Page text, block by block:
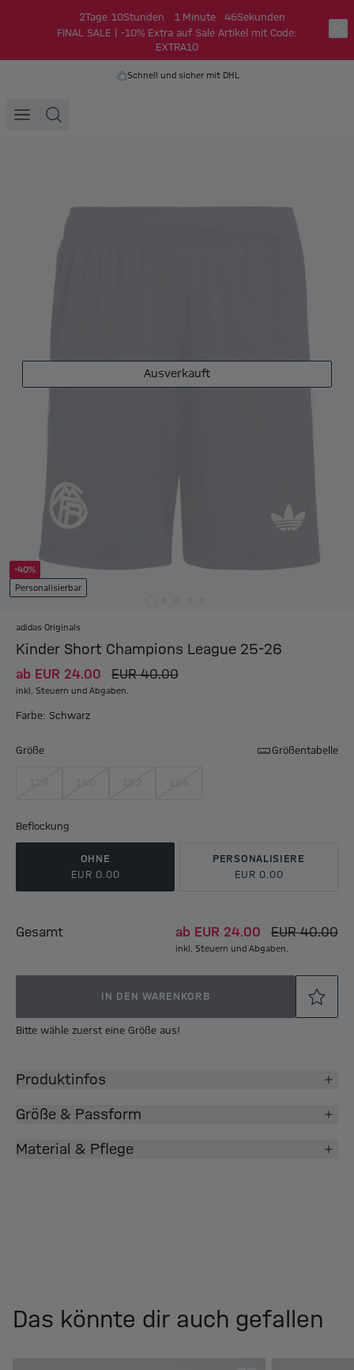
2Tage 10Stunden 1 Minute 46Sekunden
FINAL SALE | -10% Extra auf Sale Artikel mit Code:
EXTRA10
Schnell und sicher mit DHL
-40%
Personalisierbar
Ausverkauft
adidas Originals
Kinder Short Champions League 25-26
ab EUR 24.00 EUR 40.00
inkl. Steuern und Abgaben.
Farbe: Schwarz
Größe Größentabelle
Beflockung
OHNE
EUR 0.00
PERSONALISIERE
EUR 0.00
Gesamt ab EUR 24.00 EUR 40.00
inkl. Steuern und Abgaben.
IN DEN WARENKORB
Bitte wähle zuerst eine Größe aus!
Produktinfos
Größe & Passform
Material & Pflege
Das könnte dir auch gefallen